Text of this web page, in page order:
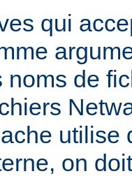
qui
noms de
utilise
on